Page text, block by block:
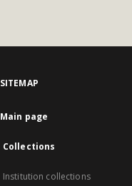
SITEMAP
Main page
Collections
Institution collections